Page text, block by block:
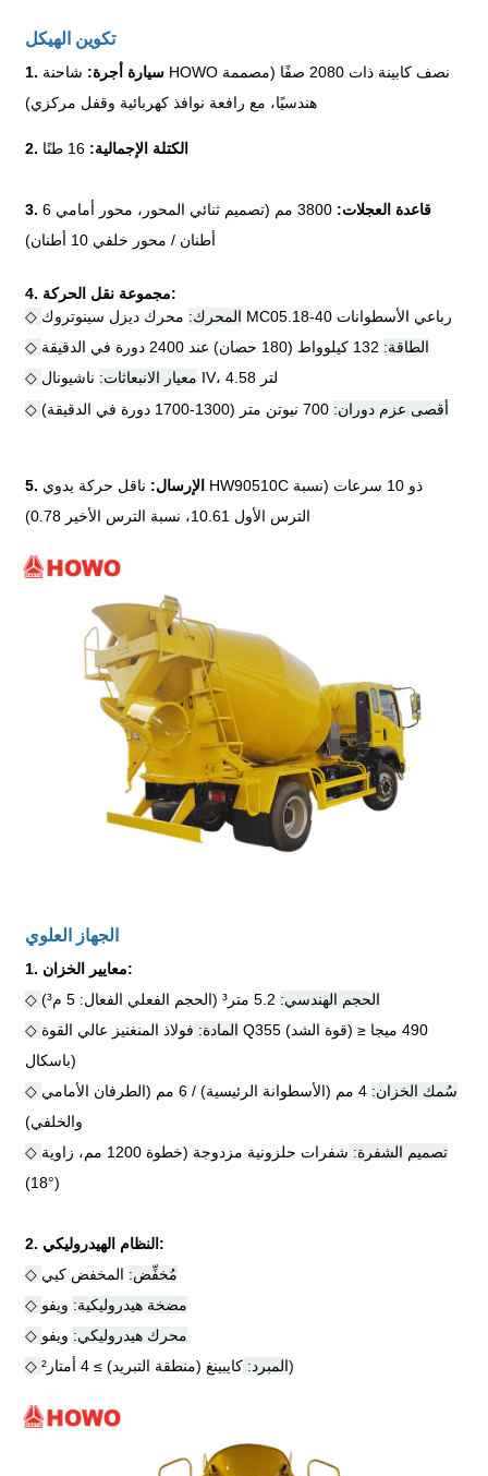
تكوين الهيكل
1. سيارة أجرة: شاحنة HOWO نصف كابينة ذات 2080 صفًا (مصممة
هندسيًا، مع رافعة نوافذ كهربائية وقفل مركزي)
2. الكتلة الإجمالية: 16 طنًا
3. قاعدة العجلات:
3800 مم (تصميم ثنائي المحور، محور أمامي 6
أطنان / محور خلفي 10 أطنان)
4. مجموعة نقل الحركة:
◇ المحرك:
محرك ديزل سينوتروك MC05.18-40 رباعي الأسطوانات
◇ الطاقة:
◇ معيار الانبعاثات:
ناشيونال IV، 4.58 لتر
◇ أقصى عزم دوران:
5. الإرسال: ناقل حركة يدوي HW90510C ذو 10 سرعات (نسبة
الترس الأول 10.61، نسبة الترس الأخير 0.78)
الجهاز العلوي
1. معايير الخزان:
◇ الحجم الهندسي:
³(الحجم الفعلي الفعال: 5 م ³
)
◇ المادة:
فولاذ المنغنيز عالي القوة Q355 (قوة الشد)≥
باسكال)
◇ سُمك الخزان:
4 مم (الأسطوانة الرئيسية) / 6 مم (الطرفان الأمامي
والخلفي)
◇ تصميم الشفرة:
شفرات حلزونية مزدوجة (خطوة 1200 مم، زاوية
18)°)
2. النظام الهيدروليكي:
◇ مُخفِّض: المخفض كيي
◇ مضخة هيدروليكية: ويفو
◇ محرك هيدروليكي: ويفو
◇ المبرد: كايبينغ (منطقة التبريد) ≥4 أمتار ² )